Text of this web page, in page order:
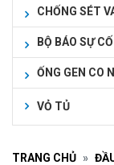
CHỐNG SÉT
BỘ BÁO SỰ
ỐNG GEN CO
VỎ TỦ
TRANG CHỦ